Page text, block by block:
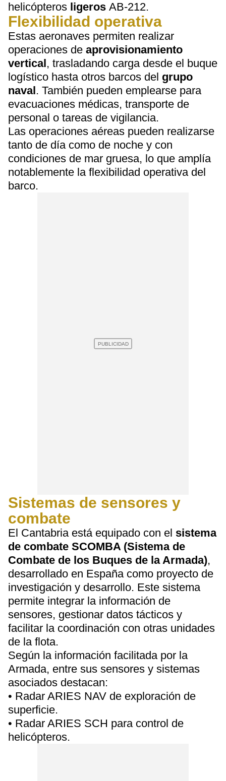
helicópteros ligeros AB-212.
Flexibilidad operativa
Estas aeronaves permiten realizar
operaciones de aprovisionamiento
vertical, trasladando carga desde el buque
logístico hasta otros barcos del grupo
naval. También pueden emplearse para
evacuaciones médicas, transporte de
personal o tareas de vigilancia.
Las operaciones aéreas pueden realizarse
tanto de día como de noche y con
condiciones de mar gruesa, lo que amplía
notablemente la flexibilidad operativa del
barco.
Sistemas de sensores y
combate
El Cantabria está equipado con el sistema
de combate SCOMBA (Sistema de
Combate de los Buques de la Armada),
desarrollado en España como proyecto de
investigación y desarrollo. Este sistema
permite integrar la información de
sensores, gestionar datos tácticos y
facilitar la coordinación con otras unidades
de la flota.
Según la información facilitada por la
Armada, entre sus sensores y sistemas
asociados destacan:
• Radar ARIES NAV de exploración de
superficie.
• Radar ARIES SCH para control de
helicópteros.